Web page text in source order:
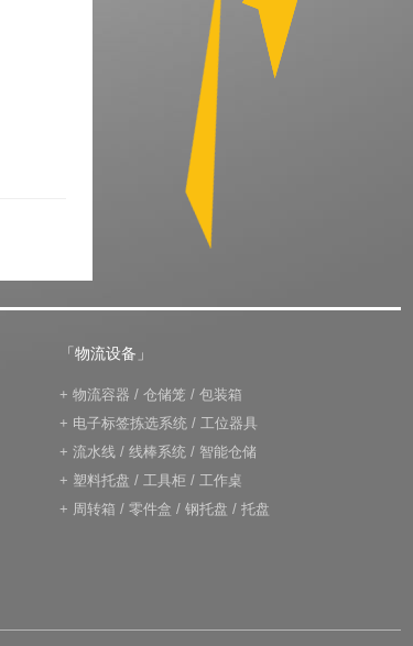
「物流设备」
+ 物流容器 / 仓储笼 / 包装箱
+ 电子标签拣选系统 / 工位器具
+ 流水线 / 线棒系统 / 智能仓储
+ 塑料托盘 / 工具柜 / 工作桌
+ 周转箱 / 零件盒 / 钢托盘 / 托盘